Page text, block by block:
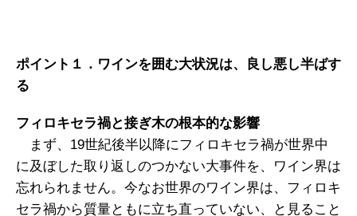
ポイント１．ワインを囲む大状況は、良し悪し半ばす
る
フィロキセラ禍と接ぎ木の根本的な影響
まず、19世紀後半以降にフィロキセラ禍が世界中
に及ぼした取り返しのつかない大事件を、ワイン界は
忘れられません。今なお世界のワイン界は、フィロキ
セラ禍から質量ともに立ち直っていない、と見ること